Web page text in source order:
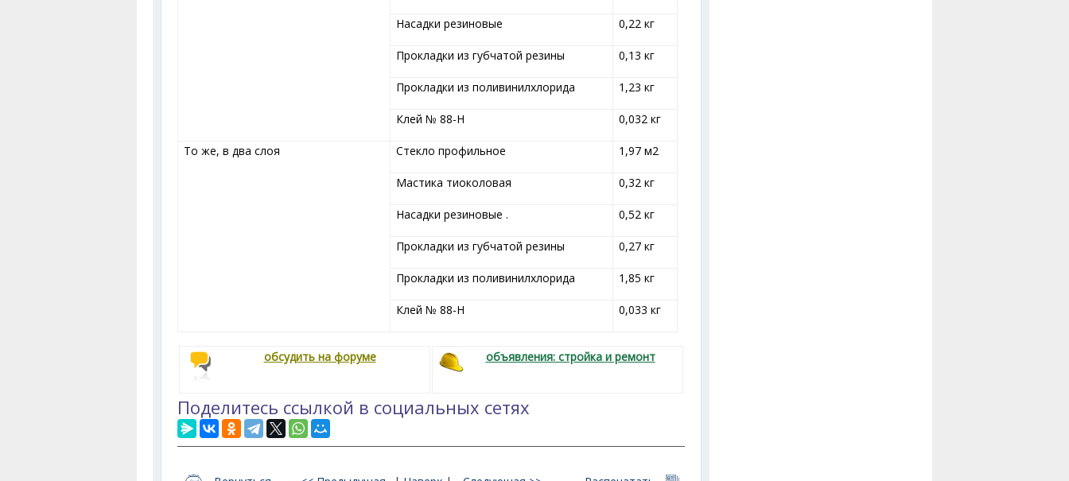
Насадки резиновые 0,22 кг
Прокладки из губчатой резины 0,13 кг
Прокладки из поливинилхлорида 1,23 кг
Клей № 88-Н 0,032 кг
То же, в два слоя Стекло профильное 1,97 м2
Мастика тиоколовая 0,32 кг
Насадки резиновые . 0,52 кг
Прокладки из губчатой резины 0,27 кг
Прокладки из поливинилхлорида 1,85 кг
Клей № 88-Н 0,033 кг
обсудить на форуме объявления: стройка и ремонт
Поделитесь ссылкой в социальных сетях